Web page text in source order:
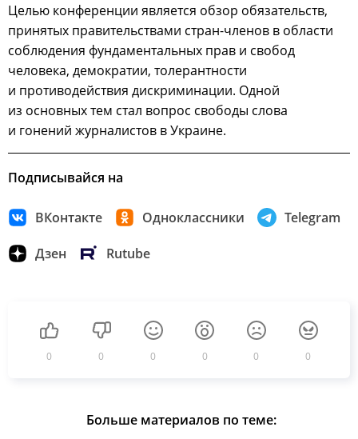
Целью конференции является обзор обязательств,
принятых правительствами стран-членов в области
соблюдения фундаментальных прав и свобод
человека, демократии, толерантности
и противодействия дискриминации. Одной
из основных тем стал вопрос свободы слова
и гонений журналистов в Украине.
Подписывайся на
ВКонтакте Одноклассники Telegram
Дзен Rutube
0 0 0 0 0 0
Больше материалов по теме: